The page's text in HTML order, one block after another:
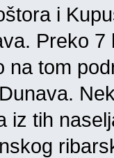
i
Preko 7
na tom
iz tih